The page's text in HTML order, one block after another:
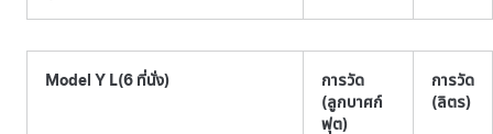
Model Y L(6 ที่นั่ง)
การวัด
(ลูกบาศก์
ฟุต)
การวัด
(ลิตร)